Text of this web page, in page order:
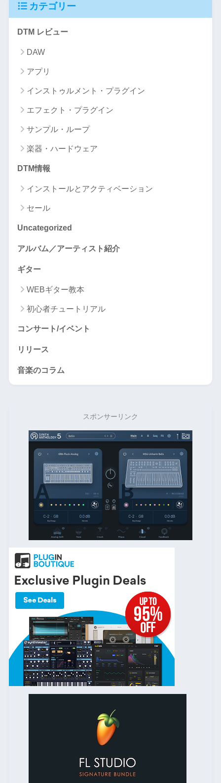
カテゴリー
DTM レビュー
DAW
アプリ
インストゥルメント・プラグイン
エフェクト・プラグイン
サンプル・ループ
楽器・ハードウェア
DTM情報
インストールとアクティベーション
セール
Uncategorized
アルバム／アーティスト紹介
ギター
WEBギター教本
初心者チュートリアル
コンサート/イベント
リリース
音楽のコラム
スポンサーリンク